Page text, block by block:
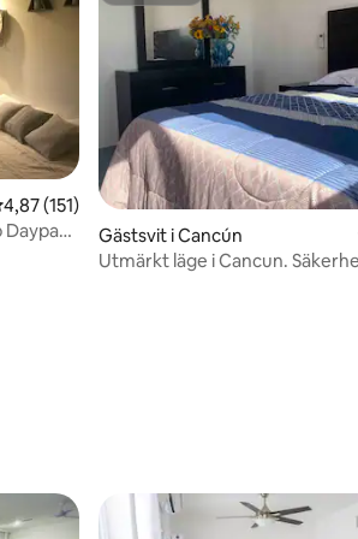
av 5 i genomsnittligt betyg, 151
4,87 (151)
Gästsvit i Cancún
Utmärkt läge i Cancun.